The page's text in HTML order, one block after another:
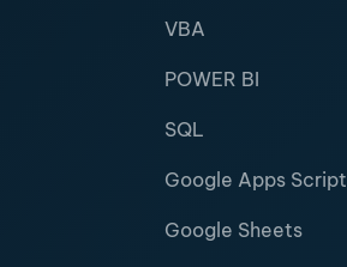
VBA
POWER BI
SQL
Google Apps Script
Google Sheets